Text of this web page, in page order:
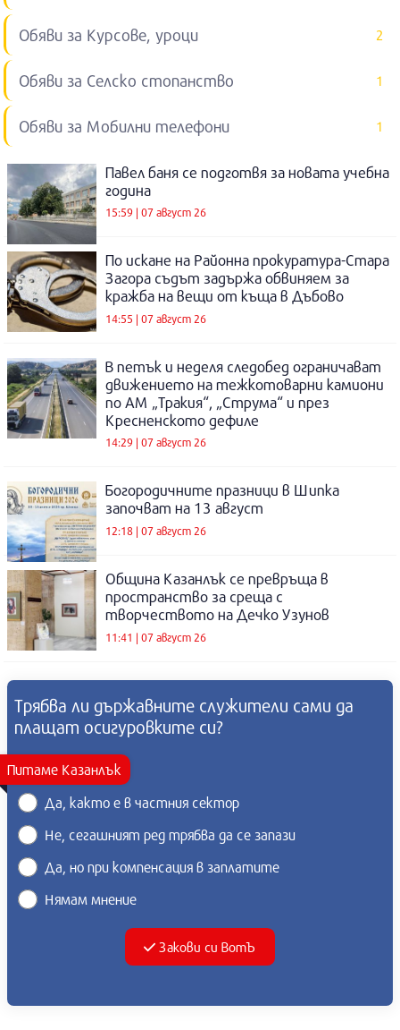
Обяви за Курсове, уроци 2
Обяви за Селско стопанство 1
Обяви за Мобилни телефони 1
Павел баня се подготвя за новата учебна
година
15:59 | 07 август 26
По искане на Районна прокуратура-Стара
Загора съдът задържа обвиняем за
кражба на вещи от къща в Дъбово
14:55 | 07 август 26
В петък и неделя следобед ограничават
движението на тежкотоварни камиони
по АМ „Тракия“, „Струма“ и през
Кресненското дефиле
14:29 | 07 август 26
Богородичните празници в Шипка
започват на 13 август
12:18 | 07 август 26
Община Казанлък се превръща в
пространство за среща с
творчеството на Дечко Узунов
11:41 | 07 август 26
Питаме Казанлък
Трябва ли държавните служители сами да
плащат осигуровките си?
Да, както е в частния сектор
Не, сегашният ред трябва да се запази
Да, но при компенсация в заплатите
Нямам мнение
Закови си ВотЪ